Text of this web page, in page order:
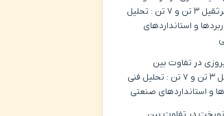
بین جرثقیل ۳ تن و ۷ تن : تحلیل
و استانداردهای
در تفاوت بین
جرثقیل ۳ تن و ۷ تن : تحلیل فنی
و استانداردهای صنعتی